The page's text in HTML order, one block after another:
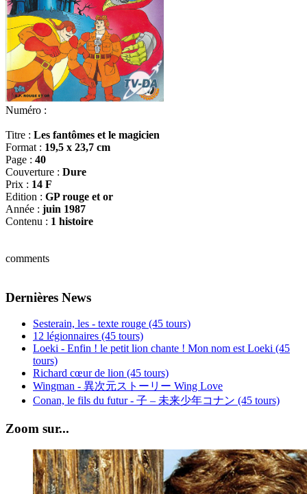
Numéro :
Titre : Les fantômes et le magicien
Format : 19,5 x 23,7 cm
Page : 40
Couverture : Dure
Prix : 14 F
Edition : GP rouge et or
Année : juin 1987
Contenu : 1 histoire
comments
Dernières News
Sesterain, les - texte rouge (45 tours)
12 légionnaires (45 tours)
Loeki - Enfin ! le petit lion chante ! Mon nom est Loeki (45
tours)
Richard cœur de lion (45 tours)
Wingman - 異次元ストーリー Wing Love
Conan, le fils du futur - 子 – 未来少年コナン (45 tours)
Zoom sur...